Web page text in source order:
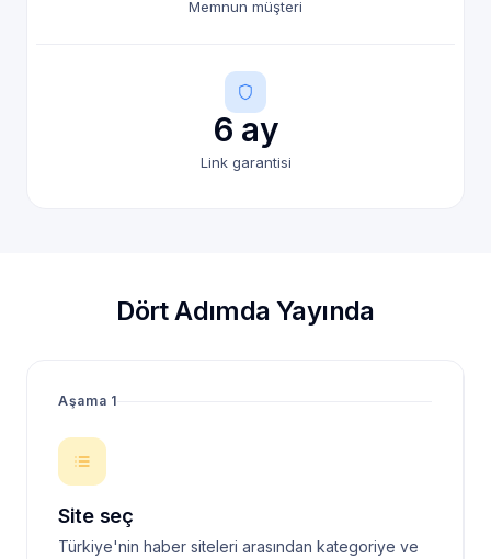
Memnun müşteri
6 ay
Link garantisi
Dört Adımda Yayında
Aşama 1
Site seç
Türkiye'nin haber siteleri arasından kategoriye ve